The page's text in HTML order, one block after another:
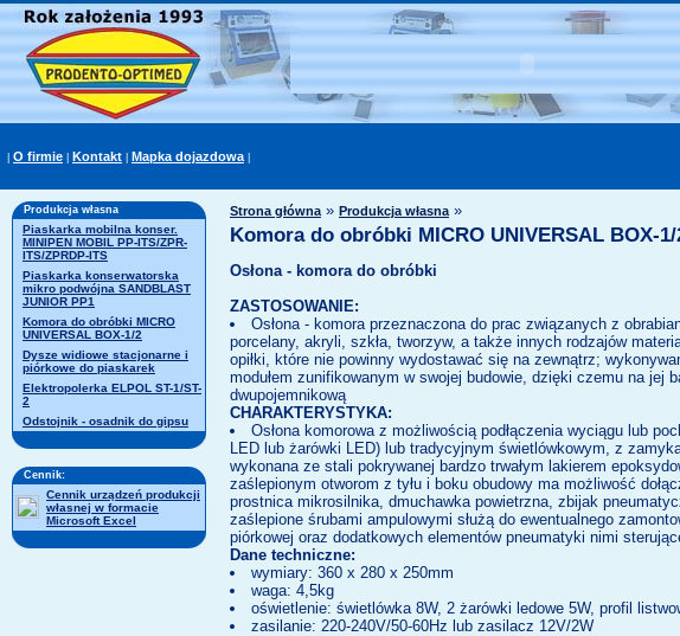
O firmie Kontakt Mapka dojazdowa|
Produkcja własna
Piaskarka mobilna konser.
MINIPEN MOBIL PP-ITS/ZPR-
ITS/ZPRDP-ITS
Piaskarka konserwatorska
mikro podwójna SANDBLAST
JUNIOR PP1
Komora do obróbki MICRO
UNIVERSAL BOX-1/2
Dysze widiowe stacjonarne i
piórkowe do piaskarek
Elektropolerka ELPOL ST-1/ST-
2
Odstojnik - osadnik do gipsu
Cennik:
Cennik urządzeń produkcji
własnej w formacie
Microsoft Excel
Strona główna» Produkcja własna»
Komora do obróbki MICRO UNIVERSAL BOX-1/
Osłona - komora do obróbki
ZASTOSOWANIE:
Osłona - komora przeznaczona do prac związanych z
porcelany, akryli, szkła, tworzyw, a także innych rodzajów
opiłki, które nie powinny wydostawać się na zewnątrz;
modułem zunifikowanym w swojej budowie, dzięki czemu na jej
dwupojemnikową
CHARAKTERYSTYKA:
Osłona komorowa z możliwością podłączenia wyciągu lub
LED lub żarówki LED) lub tradycyjnym świetlówkowym, z
wykonana ze stali pokrywanej bardzo trwałym lakierem
zaślepionym otworom z tyłu i boku obudowy ma możliwość
prostnica mikrosilnika, dmuchawka powietrzna, zbijak
zaślepione śrubami ampulowymi służą do ewentualnego
piórkowej oraz dodatkowych elementów pneumatyki nimi
Dane techniczne:
wymiary: 360 x 280 x 250mm
waga: 4,5kg
oświetlenie: świetlówka 8W, 2 żarówki ledowe 5W, profil
zasilanie: 220-240V/50-60Hz lub zasilacz 12V/2W